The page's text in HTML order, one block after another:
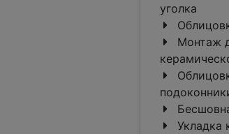
уголка
Монтаж
Укладка